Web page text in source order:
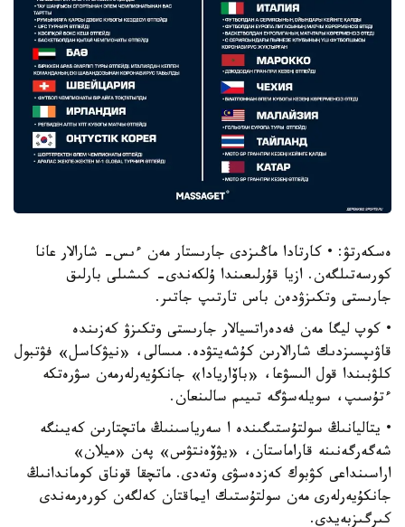
ەسكەرتۋ: • كارتادا ماڭىزدى جارىستار مەن ءىس- شارالار عانا
كورسەتىلگەن. ازيا قۇرلىعىندا ۇلكەندى- كىشىلى بارلىق
جارىستى وتكىزۋدەن باس تارتىپ جاتىر.
• كوپ ليگا مەن فەدەراتسيالار جارىستى وتكىزۋ كەزىندە
قاۋىپسىزدىك شارالارىن كۇشەيتۋدە. مىسالى، «نيۋكاسل» فۋتبول
كلۋبىندا قول الىسۋعا، «باۆاريادا» جانكۇيەرلەرمەن سۋرەتكە
ءتۇسىپ، سويلەسۋگە تىيىم سالىنعان.
• يتاليانىڭ سولتۇستىگىندە ا سەرياسىنىڭ ماتچتارىن كەيىنگە
شەگەرگەنىنە قاراماستان، «يۋۆەنتۋس» پەن «ميلان»
اراسىنداعى كۋبوك كەزدەسۋى وتەدى. ماتچقا قوناق كوماندانىڭ
جانكۇيەرلەرى مەن سولتۇستىك ايماقتان كەلگەن كورەرمەندى
كىرگىزبەيدى.